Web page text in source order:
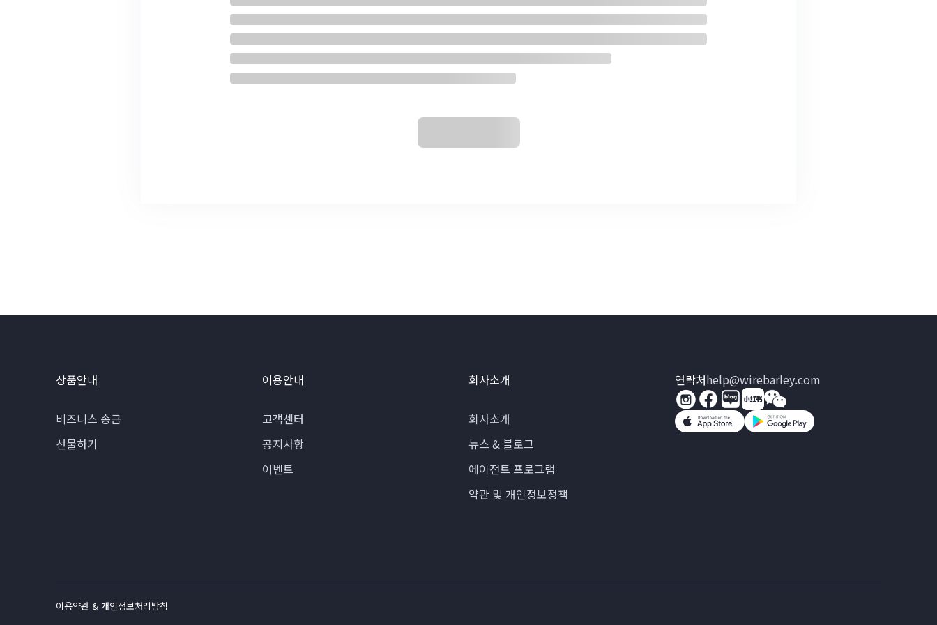
상품안내
비즈니스 송금
선물하기
이용안내
고객센터
공지사항
이벤트
회사소개
회사소개
뉴스 & 블로그
에이전트 프로그램
약관 및 개인정보정책
연락처help@wirebarley.com
이용약관 & 개인정보처리방침